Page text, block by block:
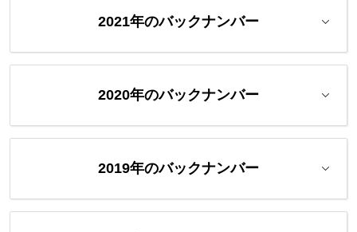
2021年のバックナンバー
2020年のバックナンバー
2019年のバックナンバー